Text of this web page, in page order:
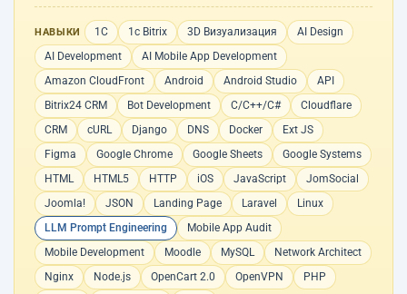
НАВЫКИ 1С 1с Bitrix 3D Визуализация
AI Design
AI Development
AI Mobile App Development
Amazon CloudFront
Android Android Studio
API
Bitrix24 CRM
Bot Development C/C++/C#
Cloudflare
CRM
cURL Django DNS Docker
Ext JS
Figma
Google Chrome Google Sheets
Google Systems
HTML
HTML5 HTTP iOS JavaScript
JomSocial
Joomla!
JSON Landing Page Laravel
Linux
LLM Prompt Engineering
Mobile App Audit
Mobile Development
Moodle MySQL
Network Architect
Nginx
Node.js OpenCart 2.0 OpenVPN
PHP